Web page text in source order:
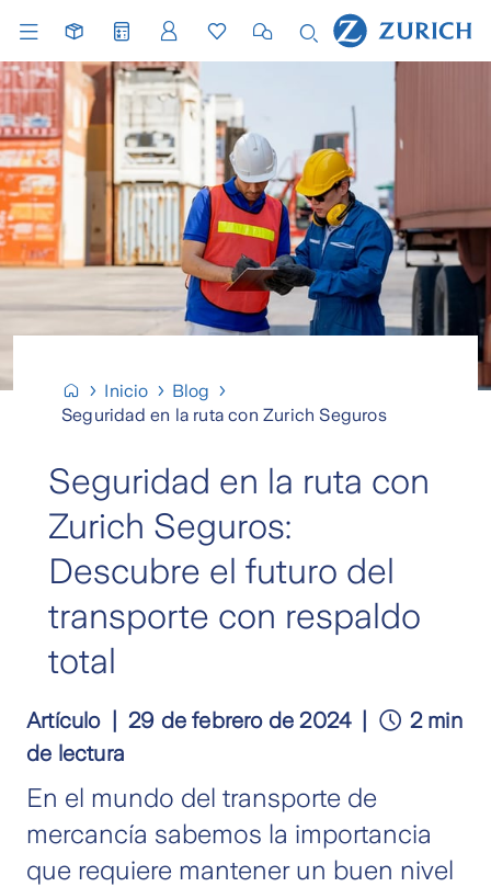
Inicio
Blog
Seguridad en la ruta con Zurich Seguros
Seguridad en la ruta con
Zurich Seguros:
Descubre el futuro del
transporte con respaldo
total
Artículo 29 de febrero de 2024
2 min
de lectura
En el mundo del transporte de
mercancía sabemos la importancia
que requiere mantener un buen nivel